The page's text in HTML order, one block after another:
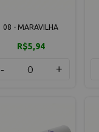
08 - MARAVILHA
R$5,94
- +